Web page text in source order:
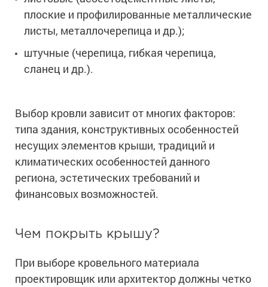
плоские и профилированные металлические
листы, металлочерепица и др.);
штучные (черепица, гибкая черепица,
сланец и др.).
Выбор кровли зависит от многих факторов:
типа здания, конструктивных особенностей
несущих элементов крыши, традиций и
климатических особенностей данного
региона, эстетических требований и
финансовых возможностей.
Чем покрыть крышу?
При выборе кровельного материала
проектировщик или архитектор должны четко